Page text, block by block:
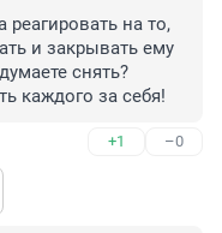
на то,
и закрывать ему
снять?
каждого за себя!
+1 –0